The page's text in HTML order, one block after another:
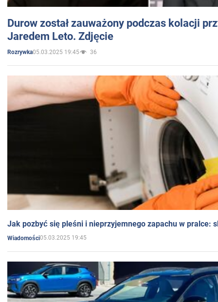
Durow został zauważony podczas kolacji
Jaredem Leto. Zdjęcie
Rozrywka05.03.2025 19:45 36
Jak pozbyć się pleśni i nieprzyjemnego zapachu w pralce:
Wiadomości05.03.2025 19:45